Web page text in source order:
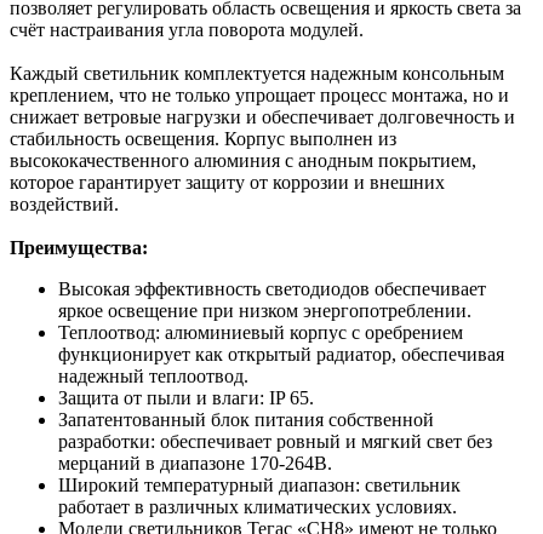
позволяет регулировать область освещения и яркость света за
счёт настраивания угла поворота модулей.
Каждый светильник комплектуется надежным консольным
креплением, что не только упрощает процесс монтажа, но и
снижает ветровые нагрузки и обеспечивает долговечность и
стабильность освещения. Корпус выполнен из
высококачественного алюминия с анодным покрытием,
которое гарантирует защиту от коррозии и внешних
воздействий.
Преимущества:
Высокая эффективность светодиодов обеспечивает
яркое освещение при низком энергопотреблении.
Теплоотвод: алюминиевый корпус с оребрением
функционирует как открытый радиатор, обеспечивая
надежный теплоотвод.
Защита от пыли и влаги: IP 65.
Запатентованный блок питания собственной
разработки: обеспечивает ровный и мягкий свет без
мерцаний в диапазоне 170-264В.
Широкий температурный диапазон: светильник
работает в различных климатических условиях.
Модели светильников Тегас «СН8» имеют не только